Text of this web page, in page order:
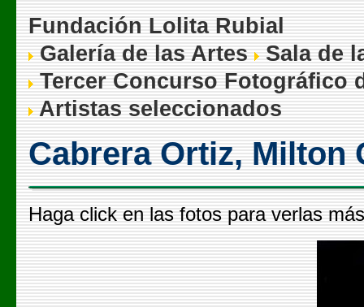
Fundación Lolita Rubial
Galería de las Artes
Sala de
Tercer Concurso Fotográfico
Artistas seleccionados
Cabrera Ortiz, Milton
Haga click en las fotos para verlas